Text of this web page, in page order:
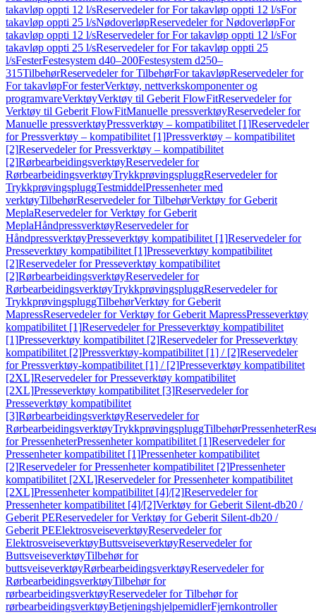
takavløp oppti 12 l/sReservedeler for For takavløp oppti 12 l/sFor
takavløp oppti 25 l/sNødoverløpReservedeler for NødoverløpFor
takavløp oppti 12 l/sReservedeler for For takavløp oppti 12 l/sFor
takavløp oppti 25 l/sReservedeler for For takavløp oppti 25
l/sFesterFestesystem d40–200Festesystem d250–
315TilbehørReservedeler for TilbehørFor takavløpReservedeler for
For takavløpFor festerVerktøy, nettverkskomponenter og
programvareVerktøyVerktøy til Geberit FlowFitReservedeler for
Verktøy til Geberit FlowFitManuelle pressverktøyReservedeler for
Manuelle pressverktøyPressverktøy – kompatibilitet [1]Reservedeler
for Pressverktøy – kompatibilitet [1]Pressverktøy – kompatibilitet
[2]Reservedeler for Pressverktøy – kompatibilitet
[2]RørbearbeidingsverktøyReservedeler for
RørbearbeidingsverktøyTrykkprøvingspluggReservedeler for
TrykkprøvingspluggTestmiddelPressenheter med
verktøyTilbehørReservedeler for TilbehørVerktøy for Geberit
MeplaReservedeler for Verktøy for Geberit
MeplaHåndpressverktøyReservedeler for
HåndpressverktøyPresseverktøy kompatibilitet [1]Reservedeler for
Presseverktøy kompatibilitet [1]Presseverktøy kompatibilitet
[2]Reservedeler for Presseverktøy kompatibilitet
[2]RørbearbeidingsverktøyReservedeler for
RørbearbeidingsverktøyTrykkprøvingspluggReservedeler for
TrykkprøvingspluggTilbehørVerktøy for Geberit
MapressReservedeler for Verktøy for Geberit MapressPresseverktøy
kompatibilitet [1]Reservedeler for Presseverktøy kompatibilitet
[1]Presseverktøy kompatibilitet [2]Reservedeler for Presseverktøy
kompatibilitet [2]Pressverktøy-kompatibilitet [1] / [2]Reservedeler
for Pressverktøy-kompatibilitet [1] / [2]Presseverktøy kompatibilitet
[2XL]Reservedeler for Presseverktøy kompatibilitet
[2XL]Presseverktøy kompatibilitet [3]Reservedeler for
Presseverktøy kompatibilitet
[3]RørbearbeidingsverktøyReservedeler for
RørbearbeidingsverktøyTrykkprøvingspluggTilbehørPressenheter
for PressenheterPressenheter kompatibilitet [1]Reservedeler for
Pressenheter kompatibilitet [1]Pressenheter kompatibilitet
[2]Reservedeler for Pressenheter kompatibilitet [2]Pressenheter
kompatibilitet [2XL]Reservedeler for Pressenheter kompatibilitet
[2XL]Pressenheter kompatibilitet [4]/[2]Reservedeler for
Pressenheter kompatibilitet [4]/[2]Verktøy for Geberit Silent-db20 /
Geberit PEReservedeler for Verktøy for Geberit Silent-db20 /
Geberit PEElektrosveiseverktøyReservedeler for
ElektrosveiseverktøyButtsveiseverktøyReservedeler for
ButtsveiseverktøyTilbehør for
buttsveiseverktøyRørbearbeidingsverktøyReservedeler for
RørbearbeidingsverktøyTilbehør for
rørbearbeidingsverktøyReservedeler for Tilbehør for
rørbearbeidingsverktøyBetjeningshjelpemidlerFjernkontroller